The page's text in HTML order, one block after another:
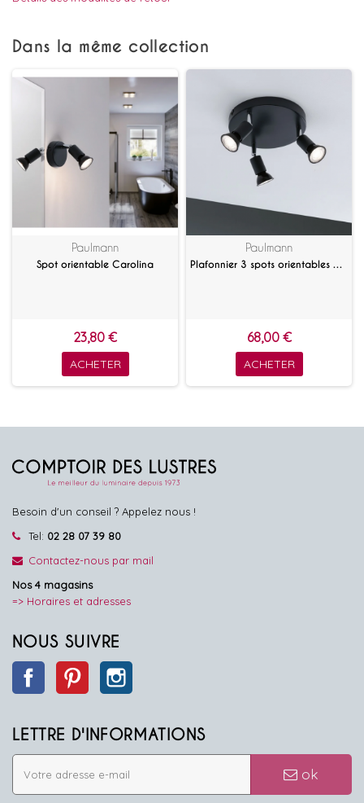
Dans la même collection
Paulmann
Spot orientable Carolina
23,80 €
ACHETER
Paulmann
Plafonnier 3 spots orientables Carolina
68,00 €
ACHETER
Besoin d'un conseil ? Appelez nous !
Tel: 02 28 07 39 80
Contactez-nous par mail
Nos 4 magasins
=> Horaires et adresses
NOUS SUIVRE
Facebook Pinterest
LETTRE D'INFORMATIONS
ok